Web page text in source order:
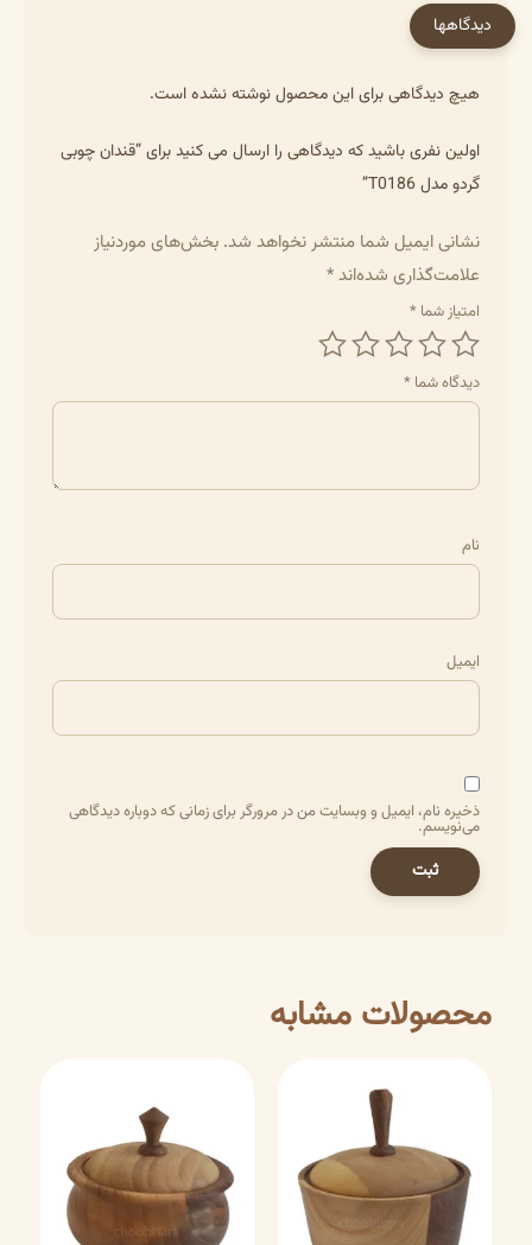
دیدگاهها
هیچ دیدگاهی برای این محصول نوشته نشده است.
اولین نفری باشید که دیدگاهی را ارسال می کنید برای “قندان چوبی
گردو مدل T0186”
نشانی ایمیل شما منتشر نخواهد شد. بخش‌های موردنیاز
علامت‌گذاری شده‌اند*
امتیاز شما *
دیدگاه شما *
نام
ایمیل
ذخیره نام، ایمیل و وبسایت من در مرورگر برای زمانی که دوباره دیدگاهی
می‌نویسم.
محصولات مشابه